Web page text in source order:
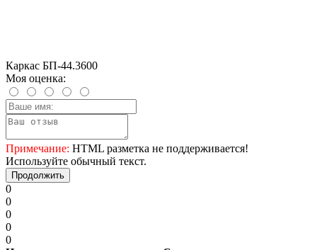
Каркас БП-44.3600
Моя оценка:
Примечание: HTML разметка не поддерживается!
Используйте обычный текст.
Продолжить
0
0
0
0
0